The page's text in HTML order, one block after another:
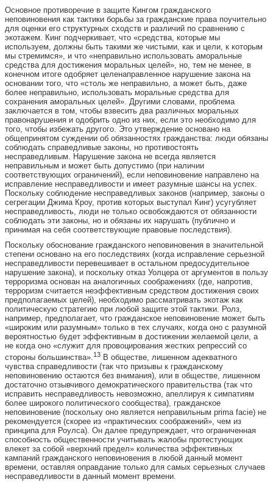
Основное противоречие в защите Кингом гражданского
неповиновения как тактики борьбы за гражданские права поучительно
для оценки его структурных сходств и различий по сравнению с
экотажем. Кинг подчеркивает, что «средства, которые мы
используем, должны быть такими же чистыми, как и цели, к которым
мы стремимся», и что «неправильно использовать аморальные
средства для достижения моральных целей», но, тем не менее, в
конечном итоге одобряет целенаправленное нарушение закона на
основании того, что «столь же неправильно, а может быть, даже
более неправильно, использовать моральные средства для
сохранения аморальных целей». Другими словами, проблема
заключается в том, чтобы взвесить два различных моральных
правонарушения и одобрить одно из них, если это необходимо для
того, чтобы избежать другого. Это утверждение основано на
общепринятом суждении об обязанностях гражданства: люди обязаны
соблюдать справедливые законы, но противостоять
несправедливым. Нарушение закона не всегда является
неправильным и может быть допустимо (при наличии
соответствующих ограничений), если неповиновение направлено на
исправление несправедливости и имеет разумные шансы на успех.
Поскольку соблюдение несправедливых законов (например, законы о
сегрегации Джима Кроу, против которых выступал Кинг) усугубляет
несправедливость, люди не только освобождаются от обязанности
соблюдать эти законы, но и обязаны их нарушать (публично и
принимая на себя соответствующие правовые последствия).
Поскольку обоснование гражданского неповиновения в значительной
степени основано на его последствиях (когда исправление серьезной
несправедливости перевешивает в остальном предосудительное
нарушение закона), и поскольку отказ Уолцера от аргументов в пользу
терроризма основан на аналогичных соображениях (где, напротив,
терроризм считается неэффективным средством достижения своих
предполагаемых целей), необходимо рассматривать экотаж как
политическую стратегию при любой защите этой тактики. Ролз,
например, предполагает, что гражданское неповиновение может быть
«широким или разумным» только в тех случаях, когда оно с разумной
вероятностью будет эффективным в достижении желаемой цели, а
не когда оно «служит для провоцирования жестких репрессий со
стороны большинства».13 В обществе, лишенном адекватного
чувства справедливости (так что призывы к гражданскому
неповиновению остаются без внимания), или в обществе, лишенном
достаточно отзывчивого демократического правительства (так что
исправить несправедливость невозможно, апеллируя к симпатиям
более широкого политического сообщества), гражданское
неповиновение (поскольку оно является неправильным prima facie) не
рекомендуется (скорее из «практических соображений», чем из
принципа для Роулса). Он далее предупреждает, что ограниченная
способность общественности учитывать жалобы протестующих
влекет за собой «верхний предел» количества эффективных
кампаний гражданского неповиновения в любой данный момент
времени, оставляя оправдание только для самых серьезных случаев
несправедливости в данный момент времени.